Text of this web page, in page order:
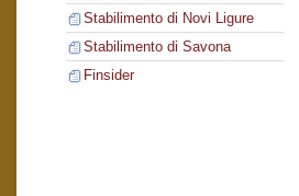
Stabilimento di Novi Ligure
Stabilimento di Savona
Finsider